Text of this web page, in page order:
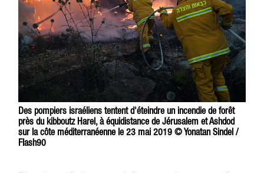
Des pompiers israéliens tentent d'éteindre un incendie de forêt
près du kibboutz Harel, à équidistance de Jérusalem et Ashdod
sur la côte méditerranéenne le 23 mai 2019 © Yonatan Sindel /
Flash90